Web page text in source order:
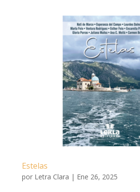
Estelas
por Letra Clara | Ene 26, 2025